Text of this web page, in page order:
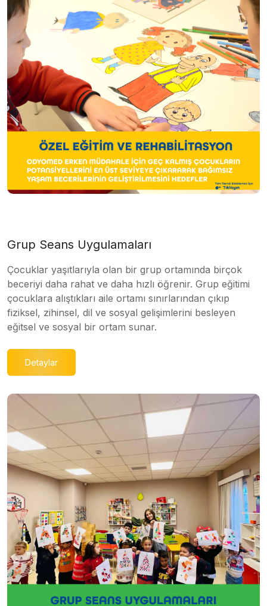
Grup Seans Uygulamaları
Çocuklar yaşıtlarıyla olan bir grup ortamında birçok
beceriyi daha rahat ve daha hızlı öğrenir. Grup eğitimi
çocuklara alıştıkları aile ortamı sınırlarından çıkıp
fiziksel, zihinsel, dil ve sosyal gelişimlerini besleyen
eğitsel ve sosyal bir ortam sunar.
Detaylar